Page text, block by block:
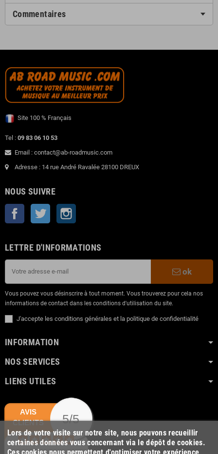
Commentaires
Site 100 % Français
Tel : 09 83 06 10 53
Email : contact@ab-roadmusic.com
Adresse : 14 rue André Ravalée 28100 DREUX
NOUS SUIVRE
Facebook Twitter
LETTRE D'INFORMATIONS
ok
Vous pouvez vous désinscrire à tout moment. Vous trouverez pour cela nos
informations de contact dans les conditions d'utilisation du site.
J'accepte les conditions générales et la politique de confidentialité
INFORMATION
NOS SERVICES
LIENS UTILES
Lors de votre visite sur notre site, nous pouvons recueillir
certaines données vous concernant via le dépôt de cookies.
AVIS
CLIENTS
5/5